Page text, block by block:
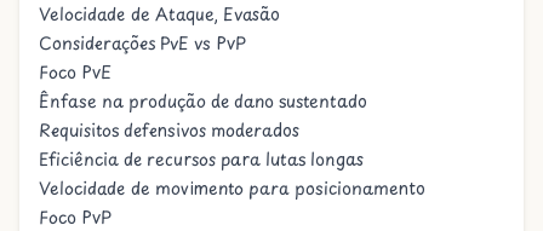
Velocidade de Ataque, Evasão
Considerações PvE vs PvP
Foco PvE
Ênfase na produção de dano sustentado
Requisitos defensivos moderados
Eficiência de recursos para lutas longas
Velocidade de movimento para posicionamento
Foco PvP